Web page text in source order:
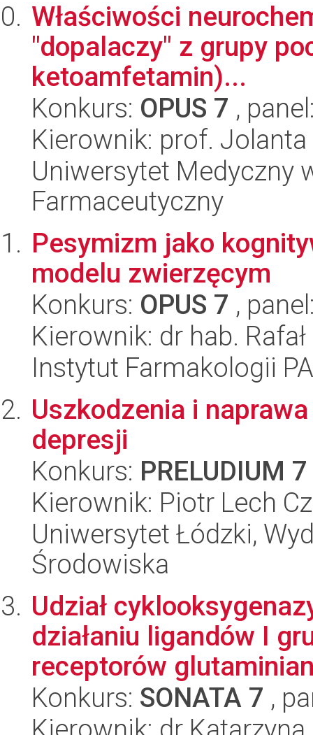
Właściwości
"dopalaczy" z grupy
ketoamfetamin)...
Konkurs: OPUS 7 ,
Kierownik: prof.
Uniwersytet Medyczny
Farmaceutyczny
Pesymizm jako
modelu zwierzęcym
Konkurs: OPUS 7 ,
Kierownik: dr hab. Rafał
Instytut Farmakologii
Uszkodzenia i
depresji
Konkurs: PRELUDIUM 7
Kierownik: Piotr Lech
Uniwersytet Łódzki,
Środowiska
Udział
działaniu ligandów I
receptorów
Konkurs: SONATA 7 ,